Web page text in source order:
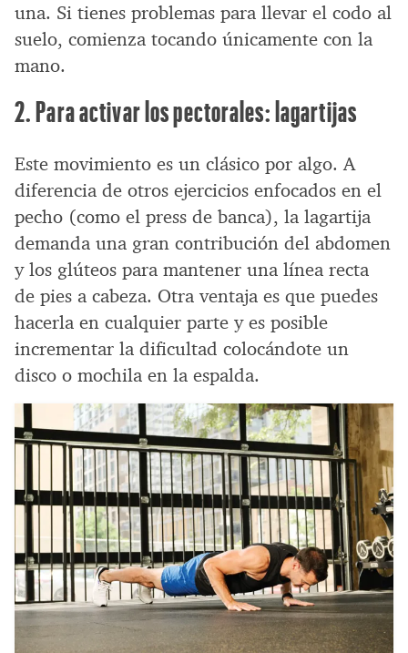
una. Si tienes problemas para llevar el codo al
suelo, comienza tocando únicamente con la
mano.
2. Para activar los pectorales: lagartijas
Este movimiento es un clásico por algo. A
diferencia de otros ejercicios enfocados en el
pecho (como el press de banca), la lagartija
demanda una gran contribución del abdomen
y los glúteos para mantener una línea recta
de pies a cabeza. Otra ventaja es que puedes
hacerla en cualquier parte y es posible
incrementar la dificultad colocándote un
disco o mochila en la espalda.